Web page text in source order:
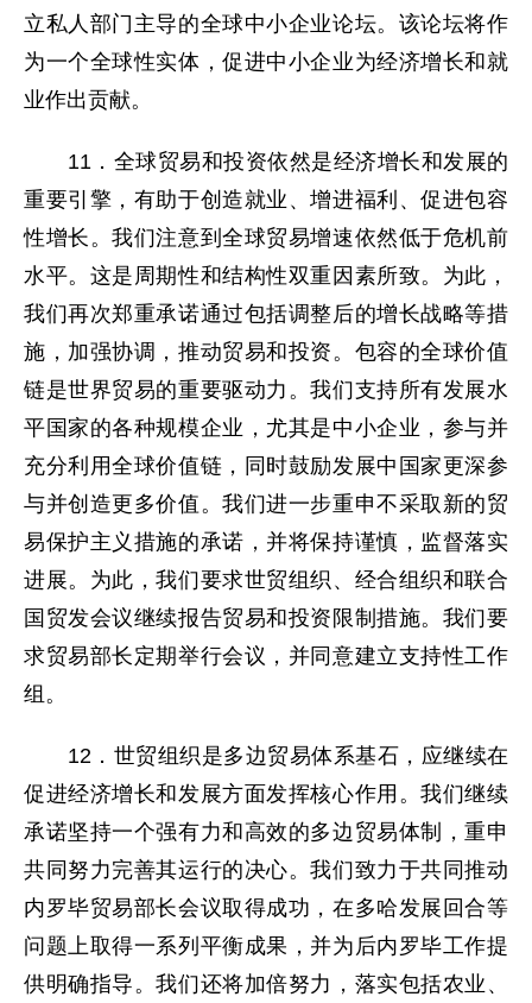
立私人部门主导的全球中小企业论坛。该论坛将作
为一个全球性实体，促进中小企业为经济增长和就
业作出贡献。
11．全球贸易和投资依然是经济增长和发展的
重要引擎，有助于创造就业、增进福利、促进包容
性增长。我们注意到全球贸易增速依然低于危机前
水平。这是周期性和结构性双重因素所致。为此，
我们再次郑重承诺通过包括调整后的增长战略等措
施，加强协调，推动贸易和投资。包容的全球价值
链是世界贸易的重要驱动力。我们支持所有发展水
平国家的各种规模企业，尤其是中小企业，参与并
充分利用全球价值链，同时鼓励发展中国家更深参
与并创造更多价值。我们进一步重申不采取新的贸
易保护主义措施的承诺，并将保持谨慎，监督落实
进展。为此，我们要求世贸组织、经合组织和联合
国贸发会议继续报告贸易和投资限制措施。我们要
求贸易部长定期举行会议，并同意建立支持性工作
组。
12．世贸组织是多边贸易体系基石，应继续在
促进经济增长和发展方面发挥核心作用。我们继续
承诺坚持一个强有力和高效的多边贸易体制，重申
共同努力完善其运行的决心。我们致力于共同推动
内罗毕贸易部长会议取得成功，在多哈发展回合等
问题上取得一系列平衡成果，并为后内罗毕工作提
供明确指导。我们还将加倍努力，落实包括农业、